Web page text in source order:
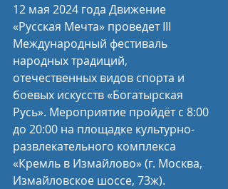
12 мая 2024 года Движение
«Русская Мечта» проведет III
Международный фестиваль
народных традиций,
отечественных видов спорта и
боевых искусств «Богатырская
Русь». Мероприятие пройдёт с 8:00
до 20:00 на площадке культурно-
развлекательного комплекса
«Кремль в Измайлово» (г. Москва,
Измайловское шоссе, 73ж).